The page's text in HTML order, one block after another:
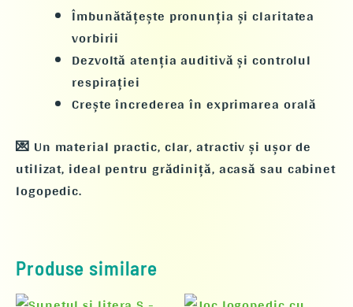
Îmbunătățește pronunția și claritatea
vorbirii
Dezvoltă atenția auditivă și controlul
respirației
Crește încrederea în exprimarea orală
💌 Un material practic, clar, atractiv și ușor de
utilizat, ideal pentru grădiniță, acasă sau cabinet
logopedic.
Produse similare